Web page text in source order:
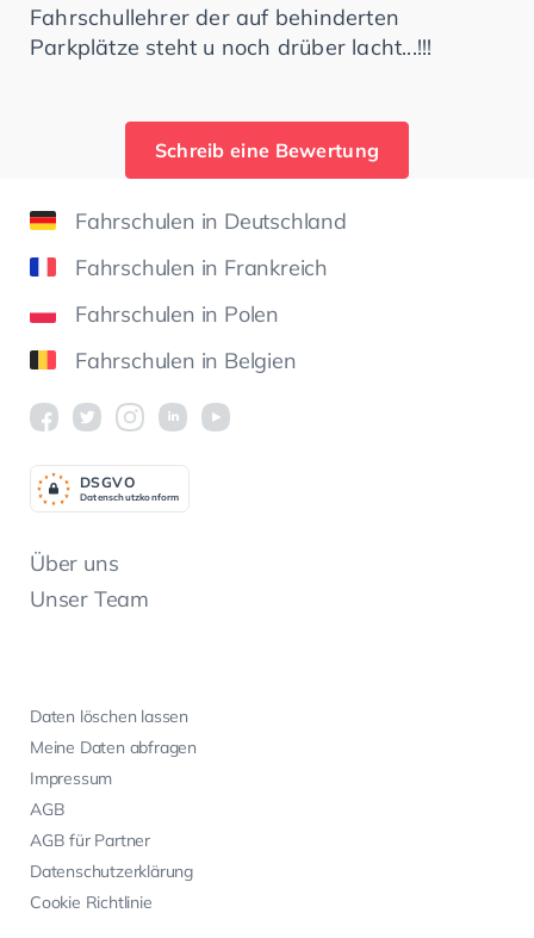
Fahrschullehrer der auf behinderten
Parkplätze steht u noch drüber lacht...!!!
Schreib eine Bewertung
Fahrschulen in Deutschland
Fahrschulen in Frankreich
Fahrschulen in Polen
Fahrschulen in Belgien
Über uns
Unser Team
Daten löschen lassen
Meine Daten abfragen
Impressum
AGB
AGB für Partner
Datenschutzerklärung
Cookie Richtlinie
Datenschutzkonform
DSGVO